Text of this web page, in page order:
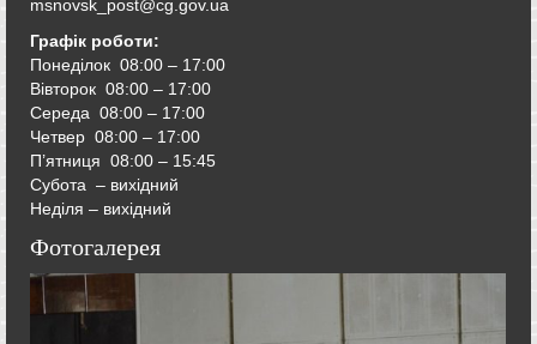
msnovsk_post@cg.gov.ua
Графік роботи:
Понеділок 08:00 – 17:00
Вівторок 08:00 – 17:00
Середа 08:00 – 17:00
Четвер 08:00 – 17:00
П’ятниця 08:00 – 15:45
Субота – вихідний
Неділя – вихідний
Фотогалерея